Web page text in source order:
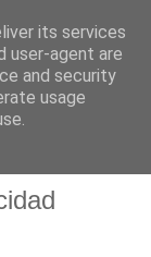
its services
user-agent are
and security
usage